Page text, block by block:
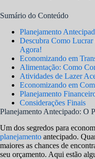
Sumário do Conteúdo
Planejamento
Descubra Como
Agora!
Economizando em
Alimentação: Como
Atividades de Lazer
Economizando em
Planejamento
Considerações Finais
Planejamento Antecipado: O
Um dos segredos para
planejamento antecipado.
maiores as chances de
seu orçamento. Aqui estão